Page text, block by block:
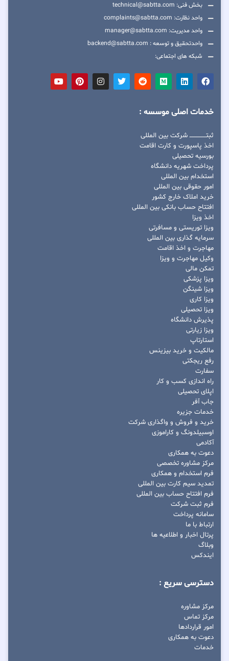
بخش فنی: technical@sabtta.com
واحد نظارت: complaints@sabtta.com
واحد مدیریت: manager@sabtta.com
واحدتحقیق و توسعه : backend@sabtta.com
شبکه های اجتماعی:
خدمات اصلی موسسه :
ثبتــــــــــــــــ شرکت بین المللی
اخذ پاسپورت و کارت اقامت
بورسیه تحصیلی
پرداخت شهریه دانشگاه
استخدام بین المللی
امور حقوقی بین المللی
خرید املاک خارج کشور
افتتاح حساب بانکی بین المللی
اخذ ویزا
ویزا توریستی و مسافرتی
سرمایه گذاری بین المللی
مهاجرت و اخذ اقامت
وکیل مهاجرت و ویزا
تمکن مالی
ویزا پزشکی
ویزا شینگن
ویزا کاری
ویزا تحصیلی
پذیرش دانشگاه
ویزا زیارتی
استارتاپ
مالکیت و خرید بیزینس
رفع ریجکتی
سفارت
راه اندازی کسب و کار
اپلای تحصیلی
جاب آفر
خدمات جزیره
خرید و فروش و واگذاری شرکت
اوسبیلدونگ و کاراموزی
آکادمی
دعوت به همکاری
مرکز مشاوره تخصصی
فرم استخدام و همکاری
تمدید سیم کارت بین المللی
فرم افتتاح حساب بین المللی
فرم ثبت شرکت
سامانه پرداخت
ارتباط با ما
پرتال اخبار و اطلاعیه ها
وبلاگ
ایندکس
دسترسی سریع :
مرکز مشاوره
مرکز تماس
امور قراردادها
دعوت به همکاری
خدمات